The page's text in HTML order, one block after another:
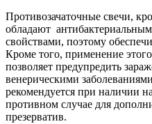
Противозачаточные свечи,
обладают
свойствами, поэтому
Кроме того, применение
позволяет предупредить
венерическими
рекомендуется при наличии
противном случае для
презерватив.